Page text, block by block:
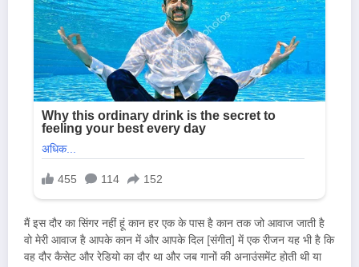
मैं इस दौर का सिंगर नहीं हूं कान हर एक के पास है कान तक जो आवाज जाती है
वो मेरी आवाज है आपके कान में और आपके दिल [संगीत] में एक रीजन यह भी है कि
वह दौर कैसेट और रेडियो का दौर था और जब गानों की अनाउंसमेंट होती थी या